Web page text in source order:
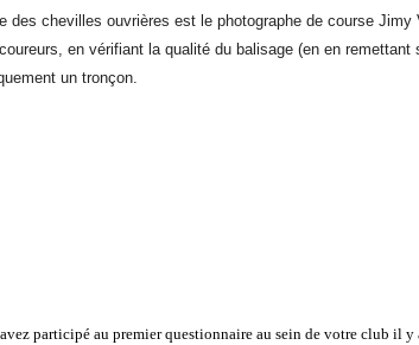
des chevilles ouvrières est le photographe de course
en vérifiant la qualité du balisage (en en
un tronçon.
participé au premier questionnaire au sein de votre club il